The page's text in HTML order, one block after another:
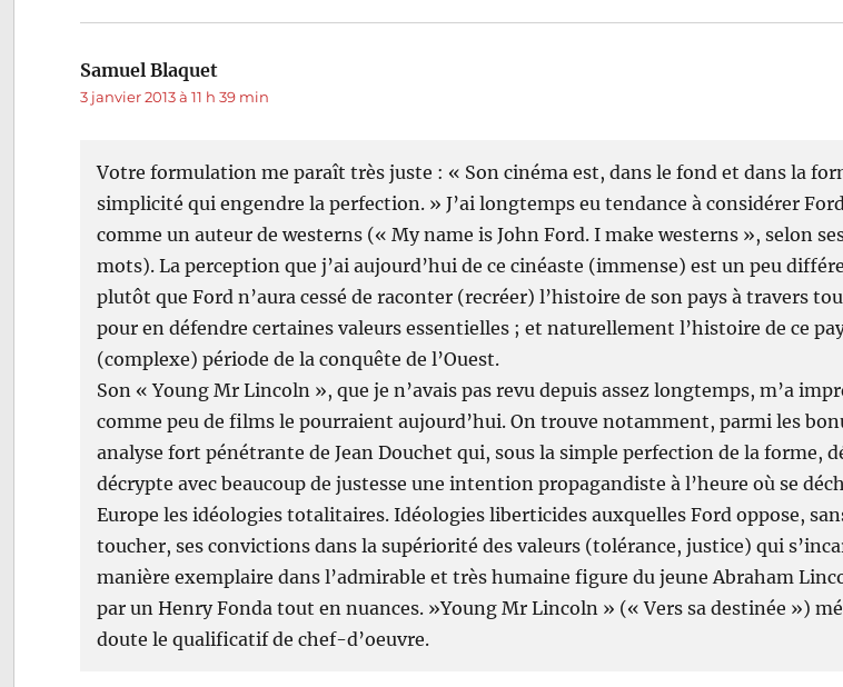
l’article
Samuel Blaquet
3 janvier 2013 à 11 h 39 min
Votre formulation me paraît très juste : « Son cinéma est, dans le fond et dans la
simplicité qui engendre la perfection. » J’ai longtemps eu tendance à considérer
comme un auteur de westerns (« My name is John Ford. I make westerns », selon
mots). La perception que j’ai aujourd’hui de ce cinéaste (immense) est un peu
plutôt que Ford n’aura cessé de raconter (recréer) l’histoire de son pays à travers
pour en défendre certaines valeurs essentielles ; et naturellement l’histoire de ce
(complexe) période de la conquête de l’Ouest.
Son « Young Mr Lincoln », que je n’avais pas revu depuis assez longtemps, m’a
comme peu de films le pourraient aujourd’hui. On trouve notamment, parmi les
analyse fort pénétrante de Jean Douchet qui, sous la simple perfection de la forme,
décrypte avec beaucoup de justesse une intention propagandiste à l’heure où se
Europe les idéologies totalitaires. Idéologies liberticides auxquelles Ford oppose,
toucher, ses convictions dans la supériorité des valeurs (tolérance, justice) qui
manière exemplaire dans l’admirable et très humaine figure du jeune Abraham
par un Henry Fonda tout en nuances. »Young Mr Lincoln » (« Vers sa destinée »)
doute le qualificatif de chef-d’oeuvre.